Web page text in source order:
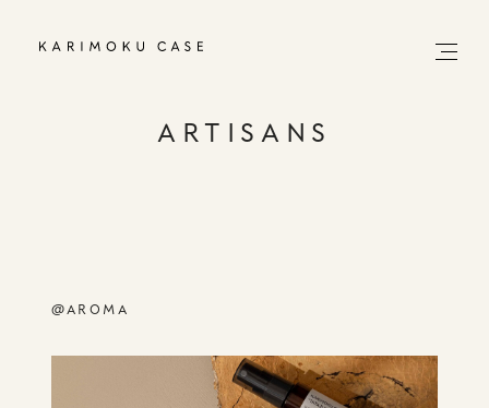
ARTISANS
@AROMA